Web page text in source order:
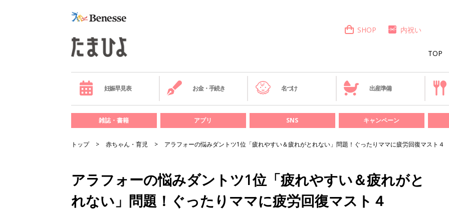
TOP
SHOP 内祝い
妊娠早見表 お金・手続き 名づけ 出産準備
雑誌・書籍 アプリ SNS キャンペーン
トップ 赤ちゃん・育児 アラフォーの悩みダントツ1位「疲れやすい＆疲れがとれない」問題！ぐったりママに疲労回復マスト４
アラフォーの悩みダントツ1位「疲れやすい＆疲れがと
れない」問題！ぐったりママに疲労回復マスト４